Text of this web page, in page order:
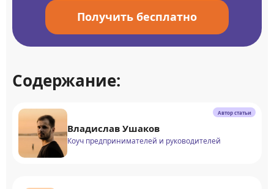
Получить бесплатно
Содержание:
Автор статьи
Владислав Ушаков
Коуч предпринимателей и руководителей